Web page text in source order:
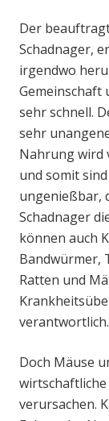
Der
Schadnager,
irgendwo
Gemeinschaft
sehr schnell.
sehr
Nahrung wird
und somit
ungenießbar,
Schadnager
können auch
Bandwürmer,
Ratten und
verantwortlich.
Doch Mäuse
verursachen.